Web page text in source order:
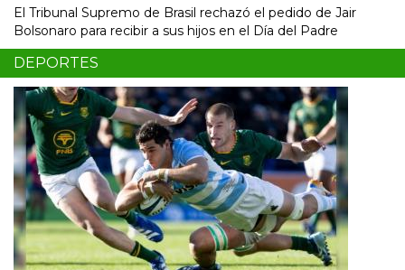
El Tribunal Supremo de Brasil rechazó el pedido de Jair
Bolsonaro para recibir a sus hijos en el Día del Padre
DEPORTES